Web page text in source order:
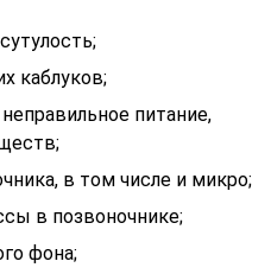
каблуков;
питание,
в том числе и микро;
в позвоночнике;
фона;